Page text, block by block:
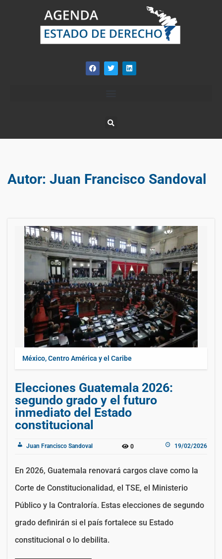
Autor: Juan Francisco Sandoval
México, Centro América y el Caribe
Elecciones Guatemala 2026:
segundo grado y el futuro
inmediato del Estado
constitucional
Juan Francisco Sandoval 0 19/02/2026
En 2026, Guatemala renovará cargos clave como la
Corte de Constitucionalidad, el TSE, el Ministerio
Público y la Contraloría. Estas elecciones de segundo
grado definirán si el país fortalece su Estado
constitucional o lo debilita.